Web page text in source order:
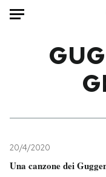
Mondo
Tecnologia
Internet
20/4/2020
Una canzone dei